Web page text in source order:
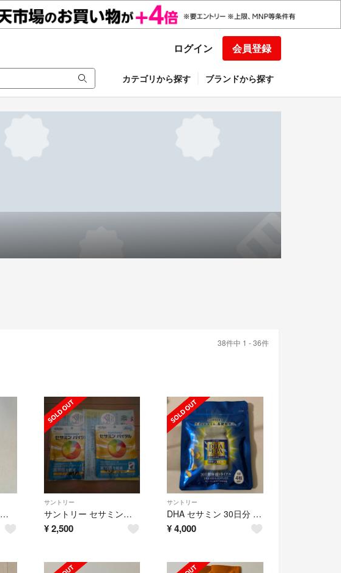
ログイン 会員登録
カテゴリから探す ブランドから探す
38件中 1 - 36件
エチュード ダブルラスティング ファンデーション ニュートラルバニラ 本体 30
サントリー
サントリー セサミンバイタル 30日分 90粒入
¥ 2,500
サントリー
DHA セサミン 30日分 120粒
¥4,000